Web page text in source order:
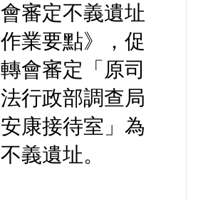
會審定不義遺址
作業要點》，促
轉會審定「原司
法行政部調查局
安康接待室」為
不義遺址。